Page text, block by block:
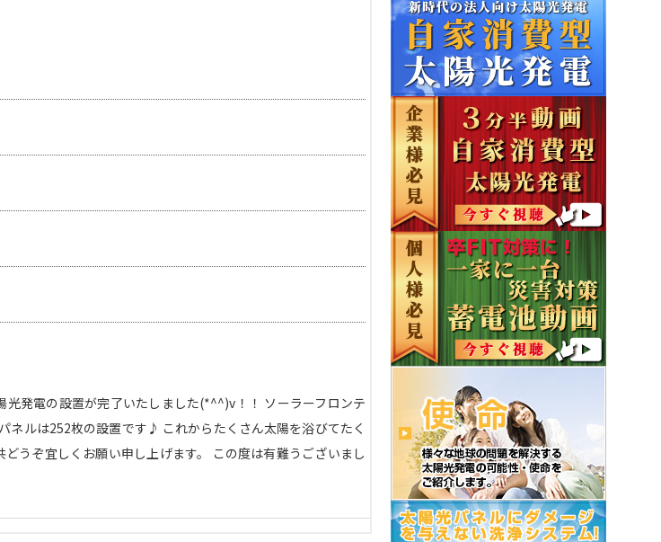
発電の設置が完了いたしました(*^^)v！！ ソーラーフロンテ
ネルは252枚の設置です♪ これからたくさん太陽を浴びてたく
うぞ宜しくお願い申し上げます。 この度は有難うございまし